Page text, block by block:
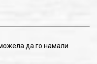
да го намали